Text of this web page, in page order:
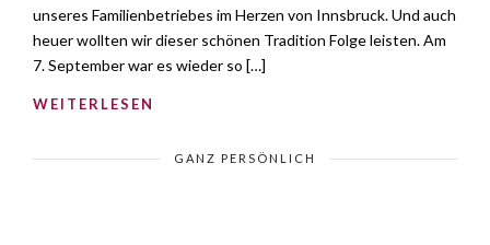
unseres Familienbetriebes im Herzen von Innsbruck. Und auch
heuer wollten wir dieser schönen Tradition Folge leisten. Am
7. September war es wieder so […]
WEITERLESEN
GANZ PERSÖNLICH